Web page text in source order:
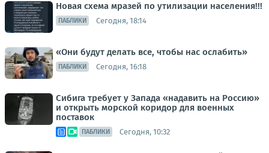
Новая схема мразей по утилизации населения!!!
ПАБЛИКИ Сегодня, 18:14
«Они будут делать все, чтобы нас ослабить»
ПАБЛИКИ Сегодня, 16:18
Сибига требует у Запада «надавить на Россию»
и открыть морской коридор для военных
поставок
ПАБЛИКИ Сегодня, 10:32